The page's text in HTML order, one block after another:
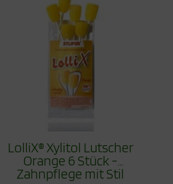
LolliX® Xylitol Lutscher
Orange 6 Stück -
Zahnpflege mit Stil